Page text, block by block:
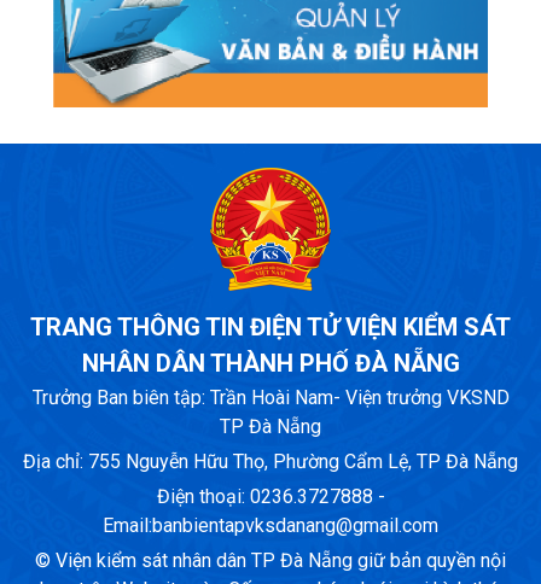
TRANG THÔNG TIN ĐIỆN TỬ VIỆN KIỂM SÁT
NHÂN DÂN THÀNH PHỐ ĐÀ NẴNG
Trưởng Ban biên tập: Trần Hoài Nam- Viện trưởng VKSND
TP Đà Nẵng
Địa chỉ: 755 Nguyễn Hữu Thọ, Phường Cẩm Lệ, TP Đà Nẵng
Điện thoại: 0236.3727888 -
Email:banbientapvksdanang@gmail.com
© Viện kiểm sát nhân dân TP Đà Nẵng giữ bản quyền nội